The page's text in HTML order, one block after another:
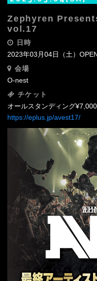
Zephyren
vol.17
日時
2023年03月04日（土）
会場
O-nest‬
チケット
オールスタンディング¥7,000
https://eplus.jp/avest17/